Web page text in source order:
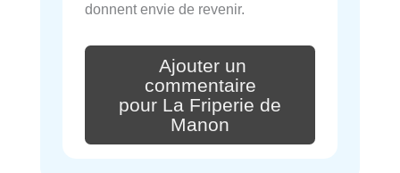
donnent envie de revenir.
Ajouter un
commentaire
pour La Friperie de
Manon